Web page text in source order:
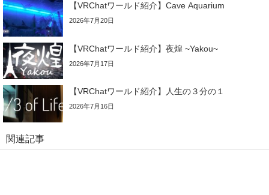
【VRChatワールド紹介】Cave Aquarium
2026年7月20日
【VRChatワールド紹介】夜煌 ~Yakou~
2026年7月17日
【VRChatワールド紹介】人生の３分の１
2026年7月16日
関連記事